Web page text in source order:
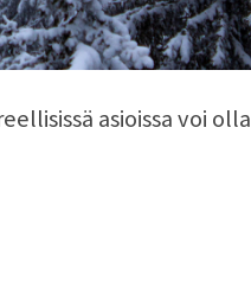
asioissa voi olla